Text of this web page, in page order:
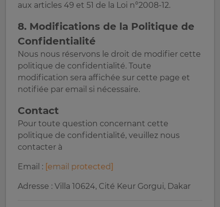
aux articles 49 et 51 de la Loi n°2008-12.
8. Modifications de la Politique de
Confidentialité
Nous nous réservons le droit de modifier cette
politique de confidentialité. Toute
modification sera affichée sur cette page et
notifiée par email si nécessaire.
Contact
Pour toute question concernant cette
politique de confidentialité, veuillez nous
contacter à
Email : [email protected]
Adresse : Villa 10624, Cité Keur Gorgui, Dakar